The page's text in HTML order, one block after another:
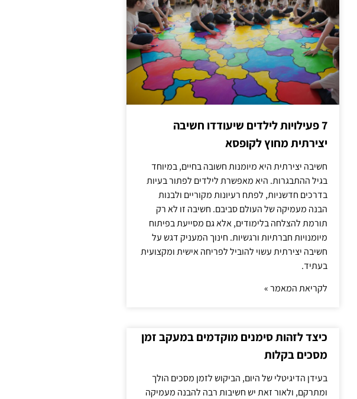
7 פעילויות לילדים שיעודדו חשיבה
יצירתית מחוץ לקופסא
חשיבה יצירתית היא מיומנות חשובה בחיים, במיוחד
בגיל ההתבגרות. היא מאפשרת לילדים לפתור בעיות
בדרכים חדשניות, לפתח רעיונות מקוריים ולבנות
הבנה מעמיקה של העולם סביבם. חשיבה זו לא רק
תורמת להצלחה בלימודים, אלא גם מסייעת בפיתוח
מיומנויות חברתיות ורגשיות. חינוך המעניק דגש על
חשיבה יצירתית עשוי להוביל לפריחה אישית ומקצועית
בעתיד.
לקריאת המאמר »
כיצד לזהות סימנים מוקדמים במעקב זמן
מסכים בקלות
בעידן הדיגיטלי של היום, הביקוש לזמן מסכים הולך
ומתרקם, ולאור זאת יש חשיבות רבה להבנה מעמיקה